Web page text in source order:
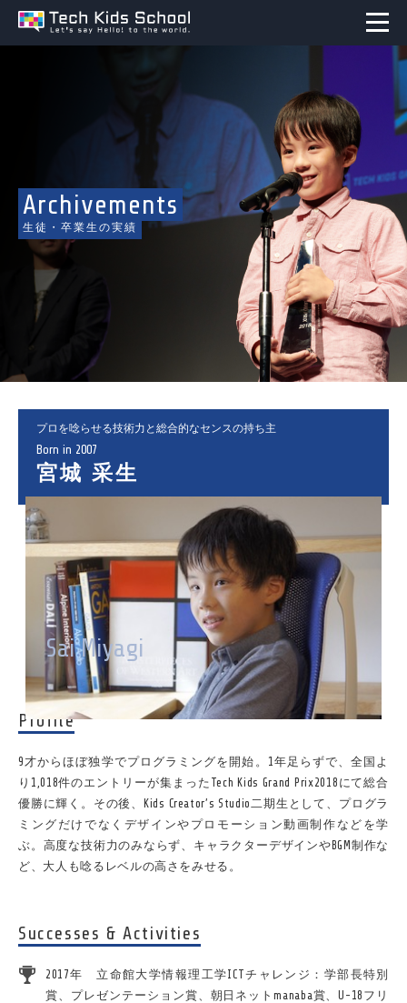
Archivements
生徒・卒業生の実績
プロを唸らせる技術力と総合的なセンスの持ち主
Born in 2007
宮城 采生
Sai Miyagi
Profile
9才からほぼ独学でプログラミングを開始。1年足らずで、全国よ
り1,018件のエントリーが集まったTech Kids Grand Prix2018にて総合
優勝に輝く。その後、Kids Creator’s Studio二期生として、プログラ
ミングだけでなくデザインやプロモーション動画制作などを学
ぶ。高度な技術力のみならず、キャラクターデザインやBGM制作な
ど、大人も唸るレベルの高さをみせる。
Successes & Activities
2017年 立命館大学情報理工学ICTチャレンジ：学部長特別
賞、プレゼンテーション賞、朝日ネットmanaba賞、U-18フリ